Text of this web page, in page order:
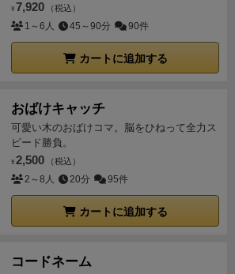
¥ 7,920 （税込）
1～6人 45～90分 90件
カートに追加する
おばけキャッチ
可愛い木のおばけコマ。脳をひねって全力ス
ピード勝負。
¥ 2,500 （税込）
2～8人 20分 95件
カートに追加する
コードネーム